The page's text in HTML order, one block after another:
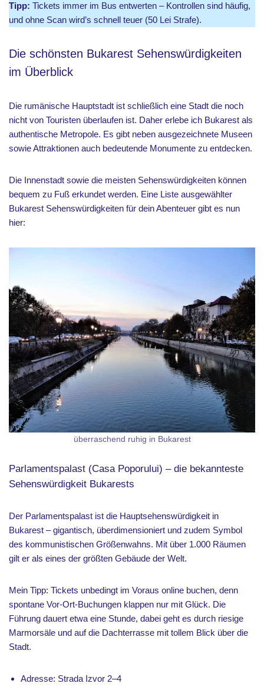
Tipp: Tickets immer im Bus entwerten – Kontrollen sind häufig,
und ohne Scan wird’s schnell teuer (50 Lei Strafe).
Die schönsten Bukarest Sehenswürdigkeiten
im Überblick
Die rumänische Hauptstadt ist schließlich eine Stadt die noch
nicht von Touristen überlaufen ist. Daher erlebe ich Bukarest als
authentische Metropole. Es gibt neben ausgezeichnete Museen
sowie Attraktionen auch bedeutende Monumente zu entdecken.
Die Innenstadt sowie die meisten Sehenswürdigkeiten können
bequem zu Fuß erkundet werden. Eine Liste ausgewählter
Bukarest Sehenswürdigkeiten für dein Abenteuer gibt es nun
hier:
überraschend ruhig in Bukarest
Parlamentspalast (Casa Poporului) – die bekannteste
Sehenswürdigkeit Bukarests
Der Parlamentspalast ist die Hauptsehenswürdigkeit in
Bukarest – gigantisch, überdimensioniert und zudem Symbol
des kommunistischen Größenwahns. Mit über 1.000 Räumen
gilt er als eines der größten Gebäude der Welt.
Mein Tipp: Tickets unbedingt im Voraus online buchen, denn
spontane Vor-Ort-Buchungen klappen nur mit Glück. Die
Führung dauert etwa eine Stunde, dabei geht es durch riesige
Marmorsäle und auf die Dachterrasse mit tollem Blick über die
Stadt.
Adresse: Strada Izvor 2–4